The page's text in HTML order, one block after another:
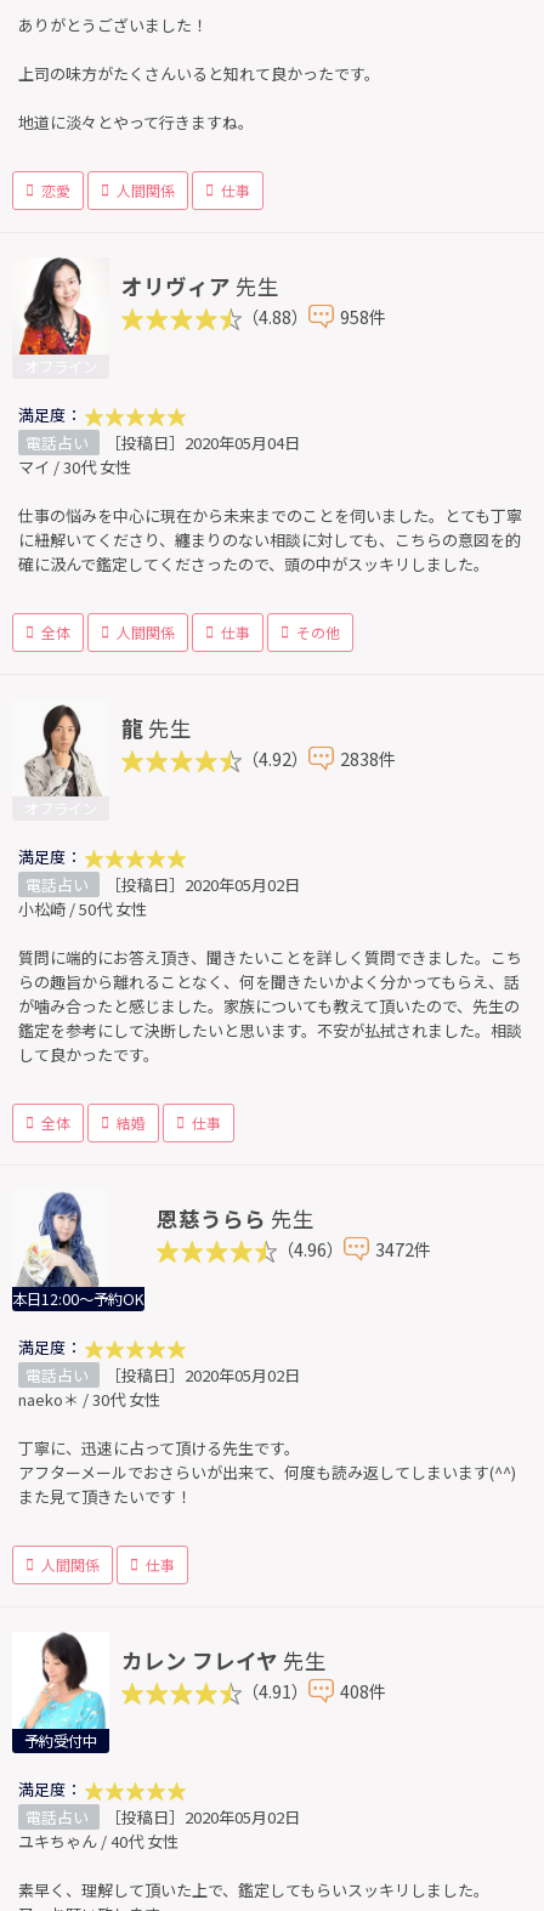
ありがとうございました！
上司の味方がたくさんいると知れて良かったです。
地道に淡々とやって行きますね。
恋愛 人間関係 仕事
オリヴィア 先生
（4.88） 958件
満足度：
電話占い
［投稿日］2020年05月04日
マイ / 30代 女性
仕事の悩みを中心に現在から未来までのことを伺いました。とても丁寧
に紐解いてくださり、纏まりのない相談に対しても、こちらの意図を的
確に汲んで鑑定してくださったので、頭の中がスッキリしました。
全体 人間関係 仕事 その他
龍 先生
（4.92） 2838件
満足度：
電話占い
［投稿日］2020年05月02日
小松崎 / 50代 女性
質問に端的にお答え頂き、聞きたいことを詳しく質問できました。こち
らの趣旨から離れることなく、何を聞きたいかよく分かってもらえ、話
が噛み合ったと感じました。家族についても教えて頂いたので、先生の
鑑定を参考にして決断したいと思います。不安が払拭されました。相談
して良かったです。
全体 結婚 仕事
本日12:00～予約OK
恩慈うらら 先生
（4.96） 3472件
満足度：
電話占い
［投稿日］2020年05月02日
naeko＊ / 30代 女性
丁寧に、迅速に占って頂ける先生です。
アフターメールでおさらいが出来て、何度も読み返してしまいます(^^)
また見て頂きたいです！
人間関係 仕事
予約受付中
カレン フレイヤ 先生
（4.91） 408件
満足度：
電話占い
［投稿日］2020年05月02日
ユキちゃん / 40代 女性
素早く、理解して頂いた上で、鑑定してもらいスッキリしました。